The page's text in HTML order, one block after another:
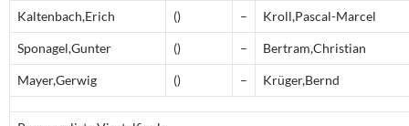
Kaltenbach,Erich () – Kroll,Pascal-Marcel
Sponagel,Gunter () – Bertram,Christian
Mayer,Gerwig () – Krüger,Bernd